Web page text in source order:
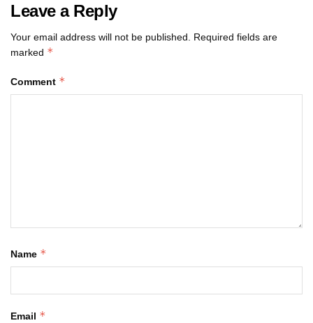
Leave a Reply
Your email address will not be published.
Required fields are
marked *
Comment *
Name *
Email *